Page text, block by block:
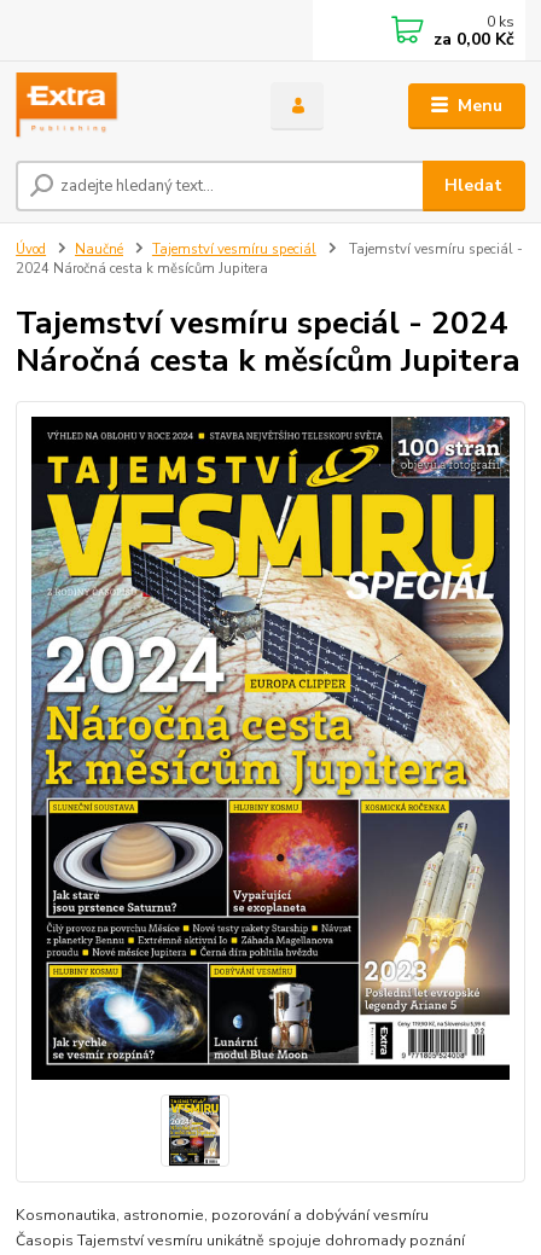
Menu
Hledat
0 ks
za 0,00 Kč
Úvod Naučné Tajemství vesmíru speciál
Tajemství vesmíru speciál -
2024 Náročná cesta k měsícům Jupitera
Tajemství vesmíru speciál - 2024
Náročná cesta k měsícům Jupitera
Kosmonautika, astronomie, pozorování a dobývání vesmíru
Časopis Tajemství vesmíru unikátně spojuje dohromady poznání